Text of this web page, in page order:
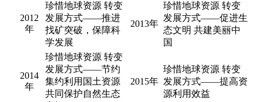
2012
年
珍惜地球资源 转变
发展方式——推进
找矿突破，保障科
学发展
2013年
珍惜地球资源 转变
发展方式——促进生
态文明 共建美丽中
国
2014
年
珍惜地球资源 转变
发展方式——节约
集约利用国土资源
共同保护自然生态
2015年
珍惜地球资源 转变
发展方式——提高资
源利用效益